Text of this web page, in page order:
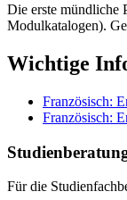
Die erste mündliche
Modulkatalogen).
Wichtige
Französisch:
Französisch:
Für die